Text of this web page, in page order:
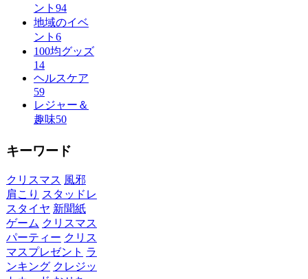
ント 94
地域のイベ
ント 6
100均グッズ
14
ヘルスケア
59
レジャー＆
趣味50
キーワード
クリスマス 風邪
肩こり スタッドレ
スタイヤ 新聞紙
ゲーム クリスマス
パーティー クリス
マスプレゼント ラ
ンキング クレジッ